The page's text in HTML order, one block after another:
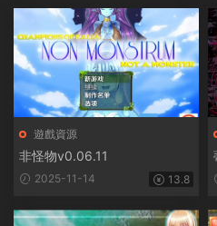
遊戲資源
非怪物v0.06.11
2025-11-14 13.8